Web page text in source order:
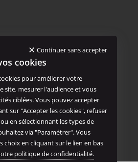
Continuer sans accepter
cookies
pour améliorer votre
site, mesurer l'audience et vous
ciblées. Vous pouvez accepter
sur "Accepter les cookies", refuser
en sélectionnant les types de
via "Paramétrer". Vous
choix en cliquant sur le lien en bas
politique de confidentialité.